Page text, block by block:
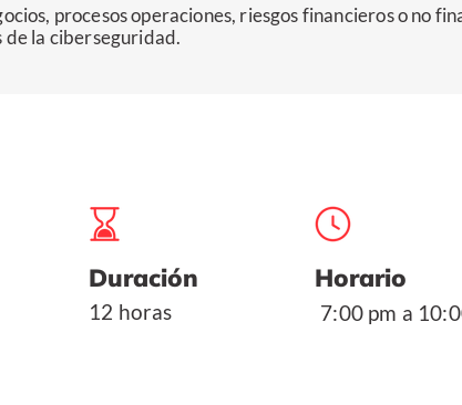
procesos operaciones, riesgos financieros o no
de la ciberseguridad.
Duración
12 horas
Horario
7:00 pm a